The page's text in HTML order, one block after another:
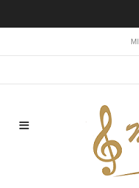
Navegación de palanca